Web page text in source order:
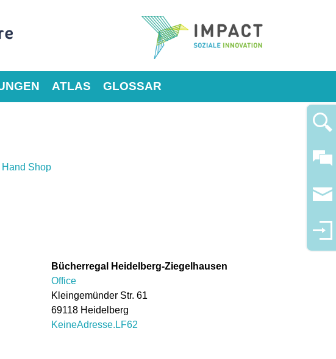
ATLAS GLOSSAR
Hand Shop
Bücherregal Heidelberg-Ziegelhausen
Office
Kleingemünder Str. 61
69118 Heidelberg
KeineAdresse.LF62